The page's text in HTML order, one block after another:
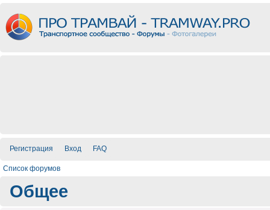
Регистрация Вход FAQ
Список форумов
Общее